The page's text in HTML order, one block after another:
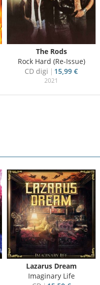
The Rods
Rock Hard (Re-Issue)
CD digi
15,99 €
2021
Lazarus Dream
Imaginary Life